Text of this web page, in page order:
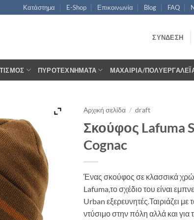
Κατάστημα E-Shop Επικοινωνία Blog FAQ
ΣΎΝΔΕΣΗ
ΠΥΡΟΤΕΧΝΉΜΑΤΑ ΜΑΧΑΊΡΙΑ/
Αρχική σελίδα / draft
Σκούφος Lafuma
Cognac
Ένας σκούφος σε κλασσικά
Lafuma,το σχέδιο του είναι
Urban εξερευνητές.Ταιριάζει με
ντύσιμο στην πόλη αλλά και για